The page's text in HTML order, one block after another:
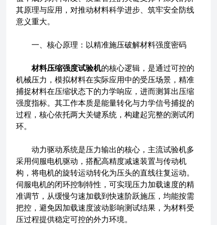
其原理与应用，对推动材料科学进步、筑牢安全防线
意义重大。
一、核心原理：以精准施压破解材料强度密码
材料压缩强度试验机的核心逻辑，是通过可控的
机械压力，模拟材料在实际应用中的受压场景，精准
捕捉材料在压缩状态下的力学响应，进而测算出压缩
强度指标。其工作本质是能量转化与力学信号捕捉的
过程，核心依托两大关键系统，构建起完整的测试闭
环。
动力驱动系统是压力输出的核心，主流试验机多
采用伺服电机驱动，搭配高精度减速装置与传动机
构，将电机的旋转运动转化为压头的直线往复运动。
伺服电机的闭环控制特性，可实现压力加载速度的精
准调节，从缓慢匀速加载到快速阶跃施压，均能按需
把控，避免因加载速度波动影响测试结果，为材料受
压过程提供稳定可控的外力环境。